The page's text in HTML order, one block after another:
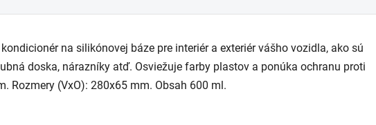
na silikónovej báze pre interiér a exteriér vášho vozidla, ako sú
doska, nárazníky atď. Osviežuje farby plastov a ponúka ochranu proti
Rozmery (VxO): 280x65 mm. Obsah 600 ml.